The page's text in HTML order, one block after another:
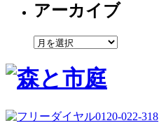
アーカイブ
ア
カ
イ
0120-022-318